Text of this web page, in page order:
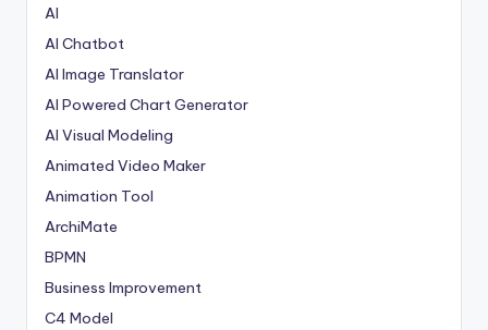
AI
AI Chatbot
AI Image Translator
AI Powered Chart Generator
AI Visual Modeling
Animated Video Maker
Animation Tool
ArchiMate
BPMN
Business Improvement
C4 Model